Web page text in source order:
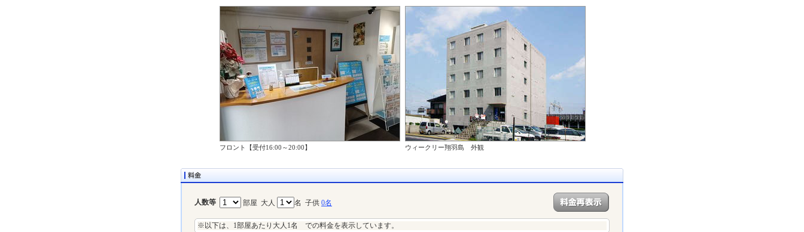
フロント【受付16:00～20:00】 ウィークリー翔羽島 外観
人数等 部屋 大人 名 子供 0名
※以下は、1部屋あたり大人1名 での料金を表示しています。